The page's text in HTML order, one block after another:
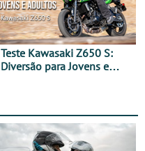
Teste Kawasaki Z650 S:
Diversão para Jovens e